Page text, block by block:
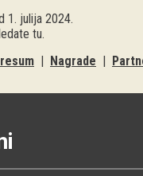
1. julija 2024.
tu.
| Nagrade |